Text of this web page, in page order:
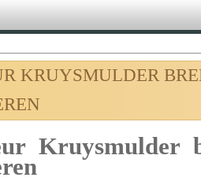
KRUYSMULDER
Kruysmulder